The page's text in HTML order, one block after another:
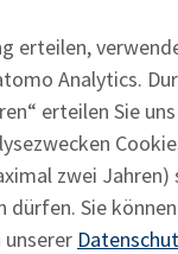
erteilen,
Analytics.
erteilen Sie
zwei Jahren)
dürfen. Sie
jetzt
die
in der
IHK-